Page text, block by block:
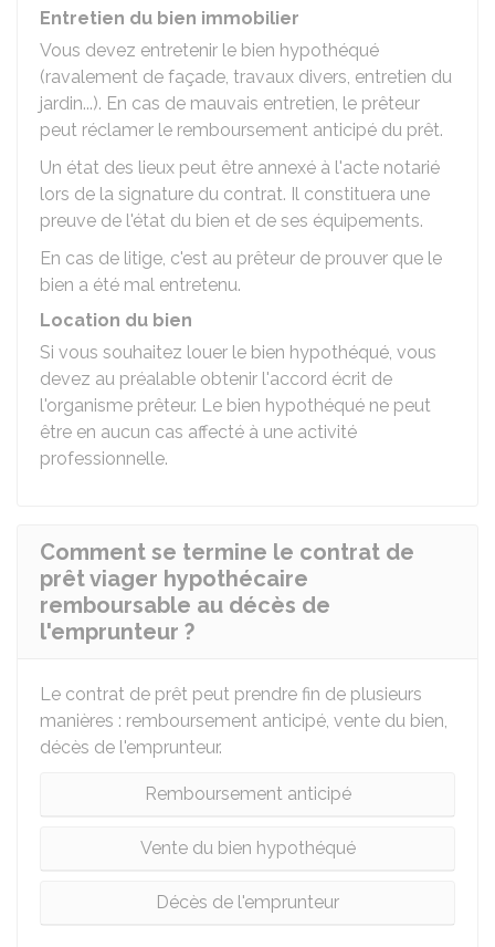
Entretien du bien immobilier
Vous devez entretenir le bien hypothéqué
(ravalement de façade, travaux divers, entretien du
jardin...). En cas de mauvais entretien, le prêteur
peut réclamer le remboursement anticipé du prêt.
Un état des lieux peut être annexé à l'acte notarié
lors de la signature du contrat. Il constituera une
preuve de l'état du bien et de ses équipements.
En cas de litige, c'est au prêteur de prouver que le
bien a été mal entretenu.
Location du bien
Si vous souhaitez louer le bien hypothéqué, vous
devez au préalable obtenir l'accord écrit de
l'organisme prêteur. Le bien hypothéqué ne peut
être en aucun cas affecté à une activité
professionnelle.
Comment se termine le contrat de
prêt viager hypothécaire
remboursable au décès de
l'emprunteur ?
Le contrat de prêt peut prendre fin de plusieurs
manières : remboursement anticipé, vente du bien,
décès de l'emprunteur.
Remboursement anticipé
Vente du bien hypothéqué
Décès de l'emprunteur